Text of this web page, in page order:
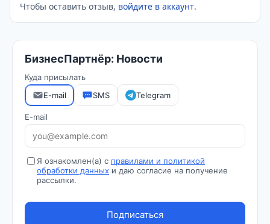
Чтобы оставить отзыв, войдите в аккаунт.